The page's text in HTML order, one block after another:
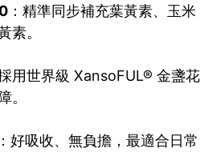
：精準同步補充葉黃素、玉米
素。
用世界級 XansoFUL® 金盞花
。
：好吸收、無負擔，最適合日常